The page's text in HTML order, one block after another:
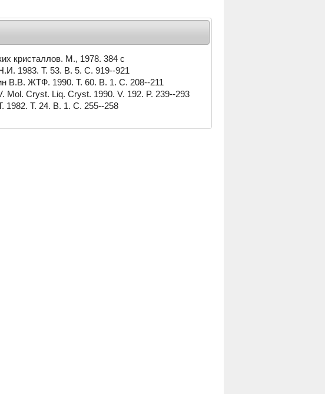
кристаллов. М., 1978. 384 с
1983. Т. 53. В. 5. С. 919--921
В.В. ЖТФ. 1990. Т. 60. В. 1. С. 208--211
Mol. Cryst. Liq. Cryst. 1990. V. 192. P. 239--293
Т. 24. В. 1. С. 255--258